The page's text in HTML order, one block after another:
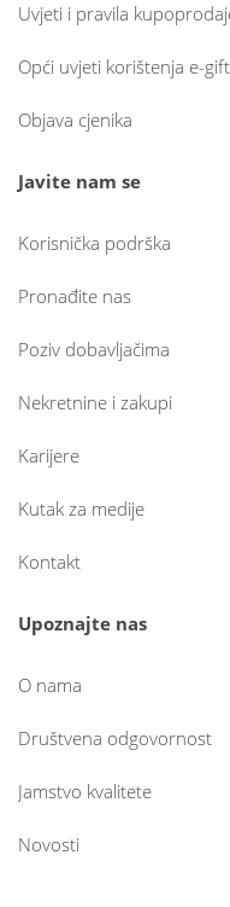
Uvjeti i pravila
Opći uvjeti korištenja e-
Objava cjenika
Javite nam se
Korisnička podrška
Pronađite nas
Poziv dobavljačima
Nekretnine i zakupi
Karijere
Kutak za medije
Kontakt
Upoznajte nas
O nama
Društvena odgovornost
Jamstvo kvalitete
Novosti